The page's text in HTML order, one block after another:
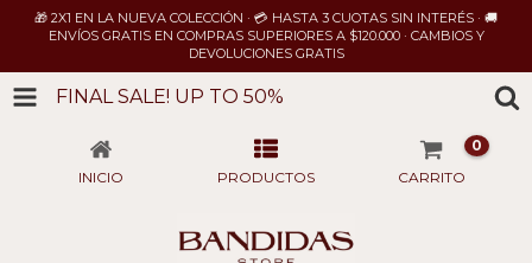
🎁 2X1 EN LA NUEVA COLECCIÓN · 💳 HASTA 3 CUOTAS SIN INTERÉS · 🚚
ENVÍOS GRATIS EN COMPRAS SUPERIORES A $120.000 · CAMBIOS Y
DEVOLUCIONES GRATIS
FINAL SALE! UP TO 50%
INICIO PRODUCTOS CARRITO
0